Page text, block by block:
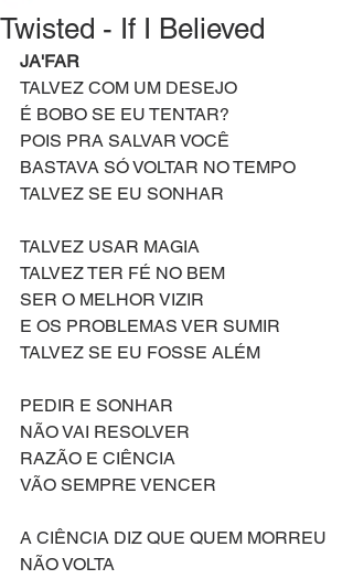
Twisted - If I Believed
JA'FAR
TALVEZ COM UM DESEJO
É BOBO SE EU TENTAR?
POIS PRA SALVAR VOCÊ
BASTAVA SÓ VOLTAR NO TEMPO
TALVEZ SE EU SONHAR
TALVEZ USAR MAGIA
TALVEZ TER FÉ NO BEM
SER O MELHOR VIZIR
E OS PROBLEMAS VER SUMIR
TALVEZ SE EU FOSSE ALÉM
PEDIR E SONHAR
NÃO VAI RESOLVER
RAZÃO E CIÊNCIA
VÃO SEMPRE VENCER
A CIÊNCIA DIZ QUE QUEM MORREU
NÃO VOLTA